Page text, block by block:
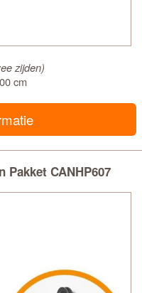
zijden)
cm
CANHP607